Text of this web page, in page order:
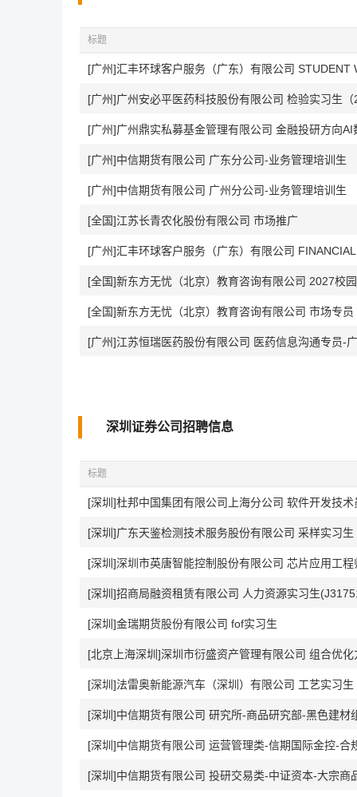
标题
[广州]广州安必平医药科技股份有限公司 检验实习生
[广州]广州鼎实私募基金管理有限公司 金融投研方向AI
[广州]中信期货有限公司 广东分公司-业务管理培训生
[广州]中信期货有限公司 广州分公司-业务管理培训生
[全国]江苏长青农化股份有限公司 市场推广
[广州]汇丰环球客户服务（广东）有限公司
[全国]新东方无忧（北京）教育咨询有限公司 2027校
[全国]新东方无忧（北京）教育咨询有限公司 市场专员
[广州]江苏恒瑞医药股份有限公司 医药信息沟通专员-
深圳证券公司招聘信息
标题
[深圳]杜邦中国集团有限公司上海分公司 软件开发技术
[深圳]广东天鉴检测技术服务股份有限公司 采样实习生
[深圳]深圳市英唐智能控制股份有限公司 芯片应用工程
[深圳]招商局融资租赁有限公司 人力资源实习生
[深圳]金瑞期货股份有限公司 fof实习生
[深圳]法雷奥新能源汽车（深圳）有限公司 工艺实习生
[深圳]中信期货有限公司 研究所-商品研究部-黑色建材
[深圳]中信期货有限公司 运营管理类-信期国际金控-合
[深圳]中信期货有限公司 投研交易类-中证资本-大宗商